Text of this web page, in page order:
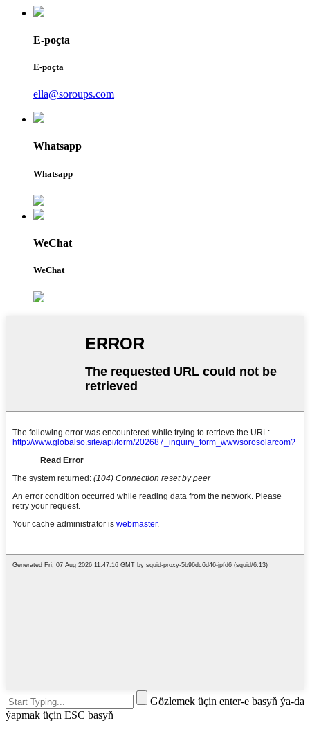
E-poçta
E-poçta
ella@soroups.com
Whatsapp
Whatsapp
WeChat
WeChat
Gözlemek üçin enter-e basyň ýa-da
ýapmak üçin ESC basyň